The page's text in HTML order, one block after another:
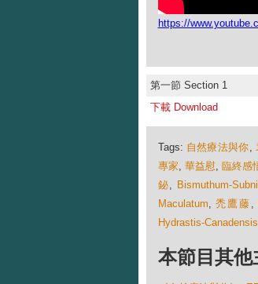
https://
第一節 Section 1
下載 Download
Tags: 自然療法與你,
專家, 華益慰, 臨終感
鉍, Bismuthum-
Maculatum,禿鷹藤 ,
Hydrastis-Canadensis
本節目其